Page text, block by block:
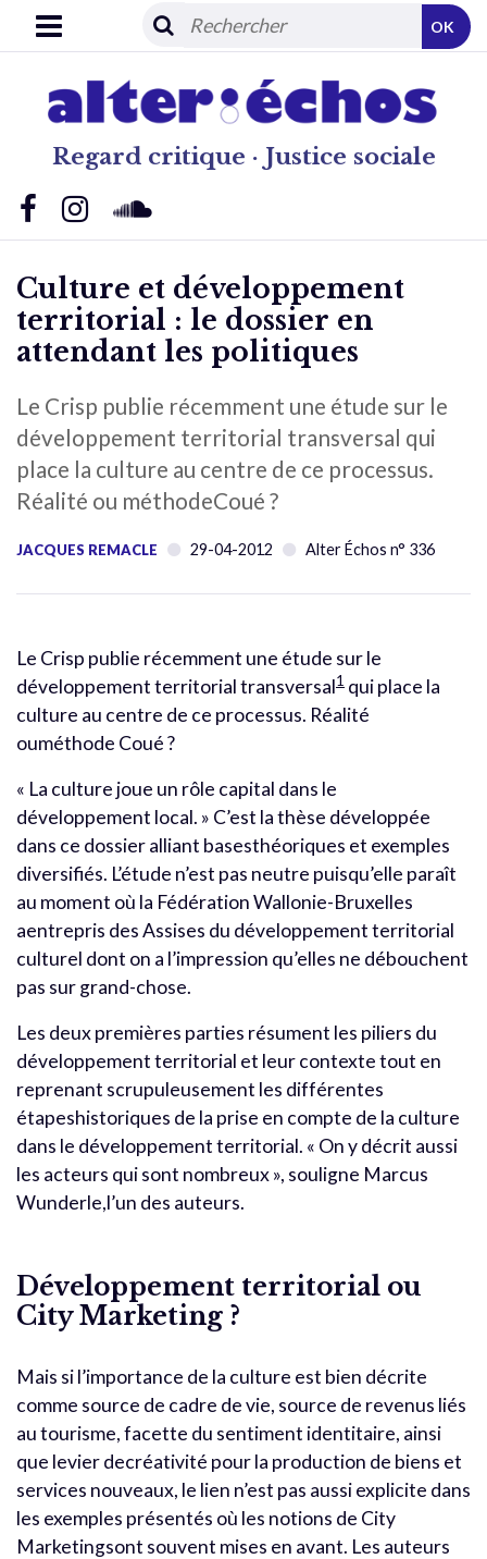
Regard critique · Justice sociale
OK
Culture et développement
territorial : le dossier en
attendant les politiques
Le Crisp publie récemment une étude sur le
développement territorial transversal qui
place la culture au centre de ce processus.
Réalité ou méthodeCoué ?
JACQUES REMACLE 29-04-2012 Alter Échos n° 336
Le Crisp publie récemment une étude sur le
développement territorial transversal1 qui place la
culture au centre de ce processus. Réalité
ouméthode Coué ?
« La culture joue un rôle capital dans le
développement local. » C’est la thèse développée
dans ce dossier alliant basesthéoriques et exemples
diversifiés. L’étude n’est pas neutre puisqu’elle paraît
au moment où la Fédération Wallonie-Bruxelles
aentrepris des Assises du développement territorial
culturel dont on a l’impression qu’elles ne débouchent
pas sur grand-chose.
Les deux premières parties résument les piliers du
développement territorial et leur contexte tout en
reprenant scrupuleusement les différentes
étapeshistoriques de la prise en compte de la culture
dans le développement territorial. « On y décrit aussi
les acteurs qui sont nombreux », souligne Marcus
Wunderle,l’un des auteurs.
Développement territorial ou
City Marketing ?
Mais si l’importance de la culture est bien décrite
comme source de cadre de vie, source de revenus liés
au tourisme, facette du sentiment identitaire, ainsi
que levier decréativité pour la production de biens et
services nouveaux, le lien n’est pas aussi explicite dans
les exemples présentés où les notions de City
Marketingsont souvent mises en avant. Les auteurs